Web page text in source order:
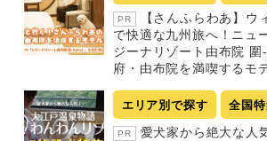
PR
【さんふらわあ】ウ
で快適な九州旅へ！ニュ
ジーナリゾート由布院
府・由布院を満喫するモ
エリア別で探す 全国
PR
愛犬家から絶大な人